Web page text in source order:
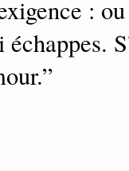
:
échappes.
”